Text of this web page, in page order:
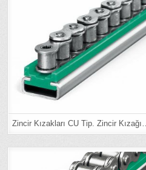
Zincir Kızakları CU Tip. Zincir Kızağı…